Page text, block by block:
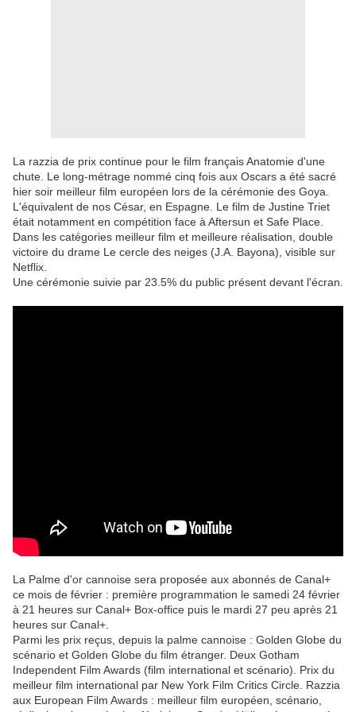
La razzia de prix continue pour le film français Anatomie d'une
chute. Le long-métrage nommé cinq fois aux Oscars a été sacré
hier soir meilleur film européen lors de la cérémonie des Goya.
L'équivalent de nos César, en Espagne. Le film de Justine Triet
était notamment en compétition face à Aftersun et Safe Place.
Dans les catégories meilleur film et meilleure réalisation, double
victoire du drame Le cercle des neiges (J.A. Bayona), visible sur
Netflix.
Une cérémonie suivie par 23.5% du public présent devant l'écran.
La Palme d'or cannoise sera proposée aux abonnés de Canal+
ce mois de février : première programmation le samedi 24 février
à 21 heures sur Canal+ Box-office puis le mardi 27 peu après 21
heures sur Canal+.
Parmi les prix reçus, depuis la palme cannoise : Golden Globe du
scénario et Golden Globe du film étranger. Deux Gotham
Independent Film Awards (film international et scénario). Prix du
meilleur film international par New York Film Critics Circle. Razzia
aux European Film Awards : meilleur film européen, scénario,